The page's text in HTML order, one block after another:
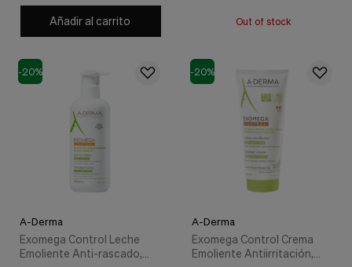
Añadir al carrito Out of stock
-20%
A-Derma
Exomega Control Leche
Emoliente Anti-rascado,
-20%
A-Derma
Exomega Control Crema
Emoliente Antiirritación,